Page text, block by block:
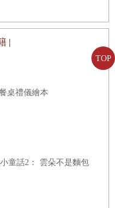
TOP
悔過。唯一覺得遺憾
想要再複製也難。
擔心有事沒人可以
為，她是我們心中永
|
桌禮儀繪本
童話2： 雲朵不是麵包